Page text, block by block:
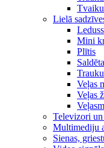
Lielā
Mini
Plītis
Veļas
Veļas
Televizori
Multimediju
Sienas,